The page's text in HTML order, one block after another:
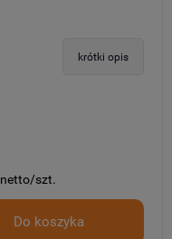
krótki opis
netto/szt.
Do koszyka